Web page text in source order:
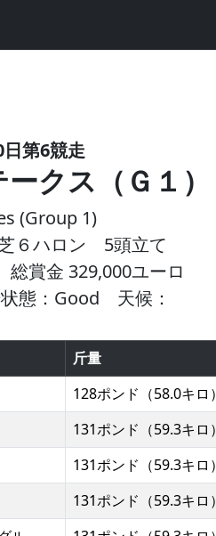
第6競走
クス（Ｇ１）
(Group 1)
６ハロン 5頭立て
賞金 329,000ユーロ
態：Good 天候：
斤量
128ポンド（58.0キロ）
131ポンド（59.3キロ）
131ポンド（59.3キロ）
131ポンド（59.3キロ）